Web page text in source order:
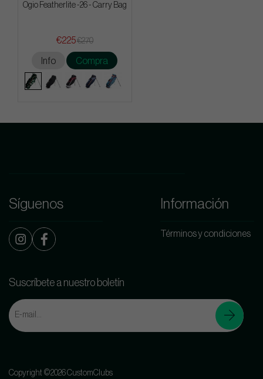
Ogio Featherlite -26 - Carry Bag
€225€270
Info Compra
Síguenos Información
Términos y condiciones
Suscríbete a nuestro boletín
Copyright ©2026 CustomClubs